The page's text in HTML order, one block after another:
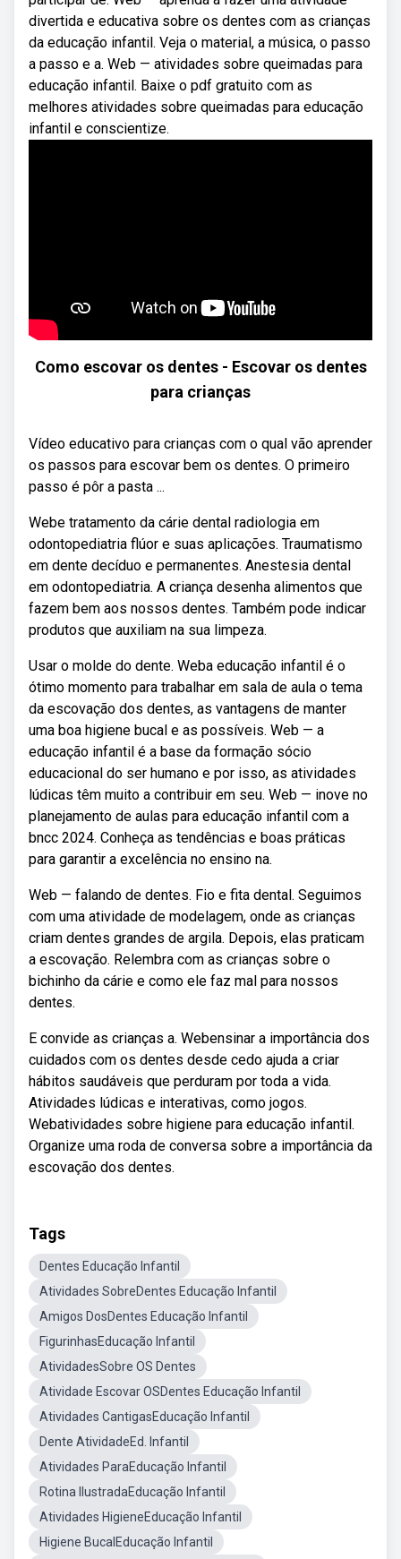
divertida e educativa sobre os dentes com as crianças
da educação infantil. Veja o material, a música, o passo
a passo e a. Web — atividades sobre queimadas para
educação infantil. Baixe o pdf gratuito com as
melhores atividades sobre queimadas para educação
infantil e conscientize.
Como escovar os dentes - Escovar os dentes
para crianças
Vídeo educativo para crianças com o qual vão aprender
os passos para escovar bem os dentes. O primeiro
passo é pôr a pasta ...
Webe tratamento da cárie dental radiologia em
odontopediatria flúor e suas aplicações. Traumatismo
em dente decíduo e permanentes. Anestesia dental
em odontopediatria. A criança desenha alimentos que
fazem bem aos nossos dentes. Também pode indicar
produtos que auxiliam na sua limpeza.
Usar o molde do dente. Weba educação infantil é o
ótimo momento para trabalhar em sala de aula o tema
da escovação dos dentes, as vantagens de manter
uma boa higiene bucal e as possíveis. Web — a
educação infantil é a base da formação sócio
educacional do ser humano e por isso, as atividades
lúdicas têm muito a contribuir em seu. Web — inove no
planejamento de aulas para educação infantil com a
bncc 2024. Conheça as tendências e boas práticas
para garantir a excelência no ensino na.
Web — falando de dentes. Fio e fita dental. Seguimos
com uma atividade de modelagem, onde as crianças
criam dentes grandes de argila. Depois, elas praticam
a escovação. Relembra com as crianças sobre o
bichinho da cárie e como ele faz mal para nossos
dentes.
E convide as crianças a. Webensinar a importância dos
cuidados com os dentes desde cedo ajuda a criar
hábitos saudáveis que perduram por toda a vida.
Atividades lúdicas e interativas, como jogos.
Webatividades sobre higiene para educação infantil.
Organize uma roda de conversa sobre a importância da
escovação dos dentes.
Tags
Dentes Educação Infantil
Atividades SobreDentes Educação Infantil
Amigos DosDentes Educação Infantil
FigurinhasEducação Infantil
AtividadesSobre OS Dentes
Atividade Escovar OSDentes Educação Infantil
Atividades CantigasEducação Infantil
Dente AtividadeEd. Infantil
Atividades ParaEducação Infantil
Rotina IlustradaEducação Infantil
Atividades HigieneEducação Infantil
Higiene BucalEducação Infantil